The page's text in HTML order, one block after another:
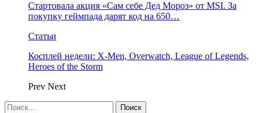
Стартовала акция «Сам себе Дед Мороз» от MSI. За
покупку геймпада дарят код на 650…
Статьи
Косплей недели: X-Men, Overwatch, League of Legends,
Heroes of the Storm
Prev Next